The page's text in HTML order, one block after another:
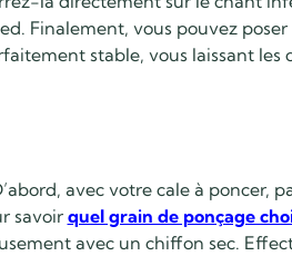
Finalement, vous pouvez
stable, vous laissant les
avec votre cale à poncer,
savoir quel grain de ponçage
avec un chiffon sec.